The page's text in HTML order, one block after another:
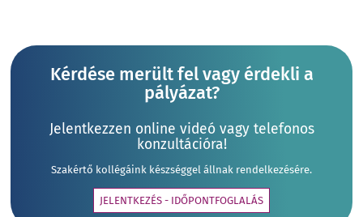
Kérdése merült fel vagy érdekli a
pályázat?
Jelentkezzen online videó vagy telefonos
konzultációra!
Szakértő kollégáink készséggel állnak rendelkezésére.
JELENTKEZÉS - IDŐPONTFOGLALÁS